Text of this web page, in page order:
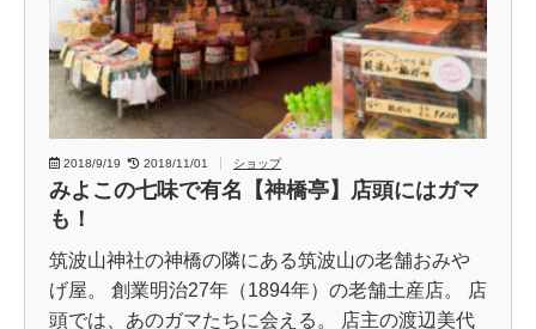
2018/9/19 2018/11/01 ショップ
みよこの七味で有名【神橋亭】店頭にはガマ
も！
筑波山神社の神橋の隣にある筑波山の老舗おみや
げ屋。 創業明治27年（1894年）の老舗土産店。 店
頭では、あのガマたちに会える。 店主の渡辺美代